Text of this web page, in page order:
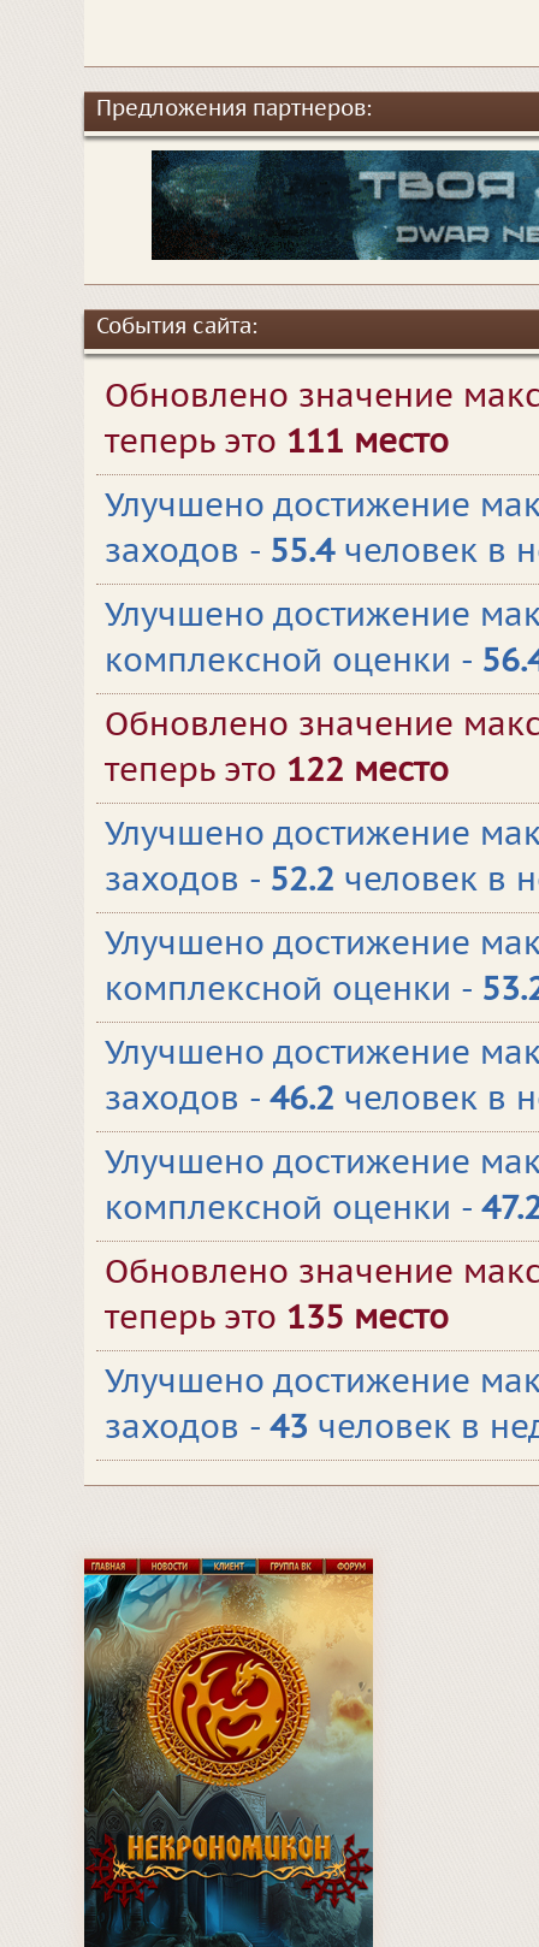
Предложения партнеров:
События сайта:
Обновлено значение
теперь это 111 место
Улучшено достижение
заходов - 55.4человек в
Улучшено достижение
комплексной оценки -
Обновлено значение
теперь это 122 место
Улучшено достижение
заходов - 52.2 человек в
Улучшено достижение
комплексной оценки -
Улучшено достижение
заходов - 46.2 человек в
Улучшено достижение
комплексной оценки -
Обновлено значение
теперь это 135 место
Улучшено достижение
заходов - 43 человек в